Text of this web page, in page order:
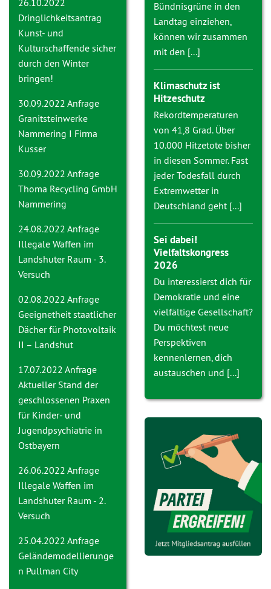
26.10.2022
Dringlichkeitsantrag
Kunst- und
Kulturschaffende sicher
durch den Winter
bringen!
30.09.2022 Anfrage
Granitsteinwerke
Nammering I Firma
Kusser
30.09.2022 Anfrage
Thoma Recycling GmbH
Nammering
24.08.2022 Anfrage
Illegale Waffen im
Landshuter Raum - 3.
Versuch
02.08.2022 Anfrage
Geeignetheit staatlicher
Dächer für Photovoltaik
II – Landshut
17.07.2022 Anfrage
Aktueller Stand der
geschlossenen Praxen
für Kinder- und
Jugendpsychiatrie in
Ostbayern
26.06.2022 Anfrage
Illegale Waffen im
Landshuter Raum - 2.
Versuch
25.04.2022 Anfrage
Geländemodellierunge
n Pullman City
Bündnisgrüne in den
Landtag einziehen,
können wir zusammen
mit den [...]
Klimaschutz ist
Hitzeschutz
Rekordtemperaturen
von 41,8 Grad. Über
10.000 Hitzetote bisher
in diesen Sommer. Fast
jeder Todesfall durch
Extremwetter in
Deutschland geht [...]
Sei dabei!
Vielfaltskongress
2026
Du interessierst dich für
Demokratie und eine
vielfältige Gesellschaft?
Du möchtest neue
Perspektiven
kennenlernen, dich
austauschen und [...]